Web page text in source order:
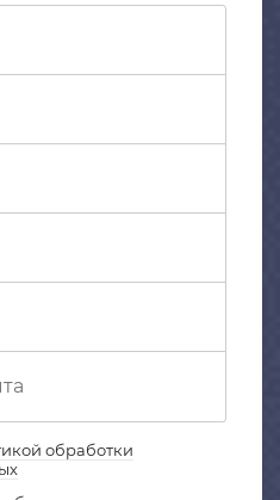
обработки